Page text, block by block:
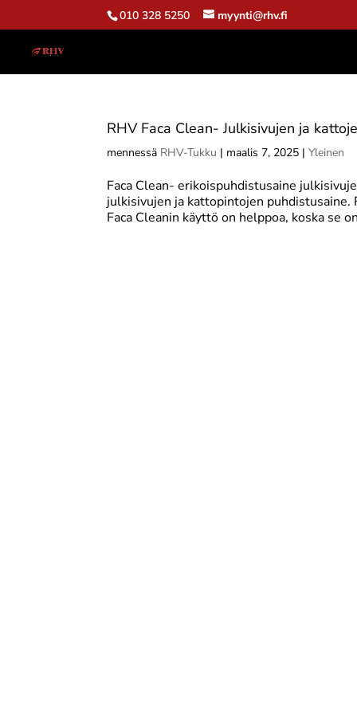
010 328 5250 myynti@rhv.fi
RHV Faca Clean- Julkisivujen ja
mennessä RHV-Tukku | maalis 7, 2025 |Yleinen
Faca Clean- erikoispuhdistusaine
julkisivujen ja kattopintojen puhdistusaine.
Faca Cleanin käyttö on helppoa, koska se